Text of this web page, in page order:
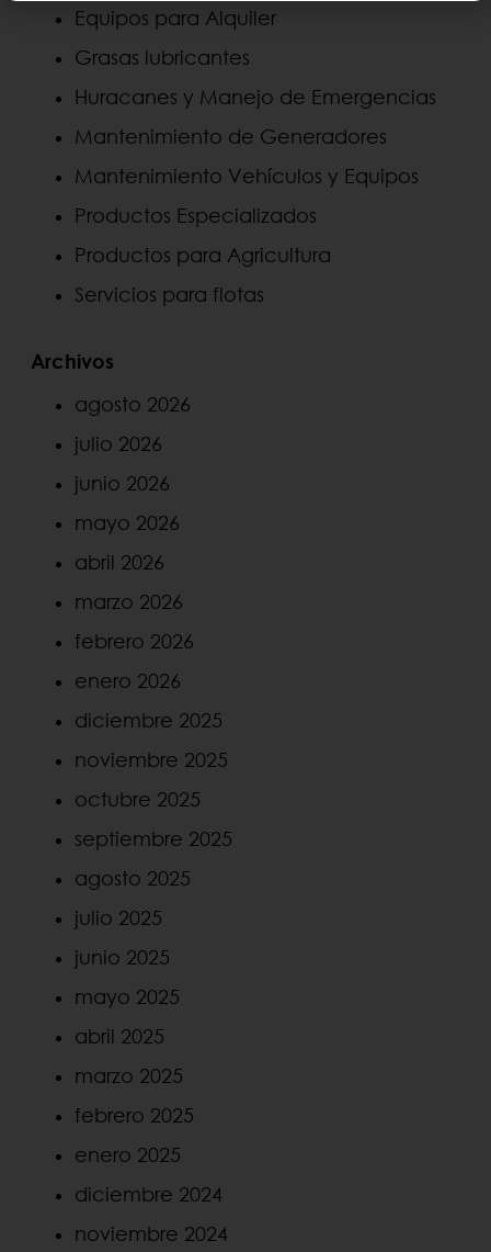
Equipos para Alquiler
Grasas lubricantes
Huracanes y Manejo de Emergencias
Mantenimiento de Generadores
Mantenimiento Vehículos y Equipos
Productos Especializados
Productos para Agricultura
Servicios para flotas
Archivos
agosto 2026
julio 2026
junio 2026
mayo 2026
abril 2026
marzo 2026
febrero 2026
enero 2026
diciembre 2025
noviembre 2025
octubre 2025
septiembre 2025
agosto 2025
julio 2025
junio 2025
mayo 2025
abril 2025
marzo 2025
febrero 2025
enero 2025
diciembre 2024
noviembre 2024